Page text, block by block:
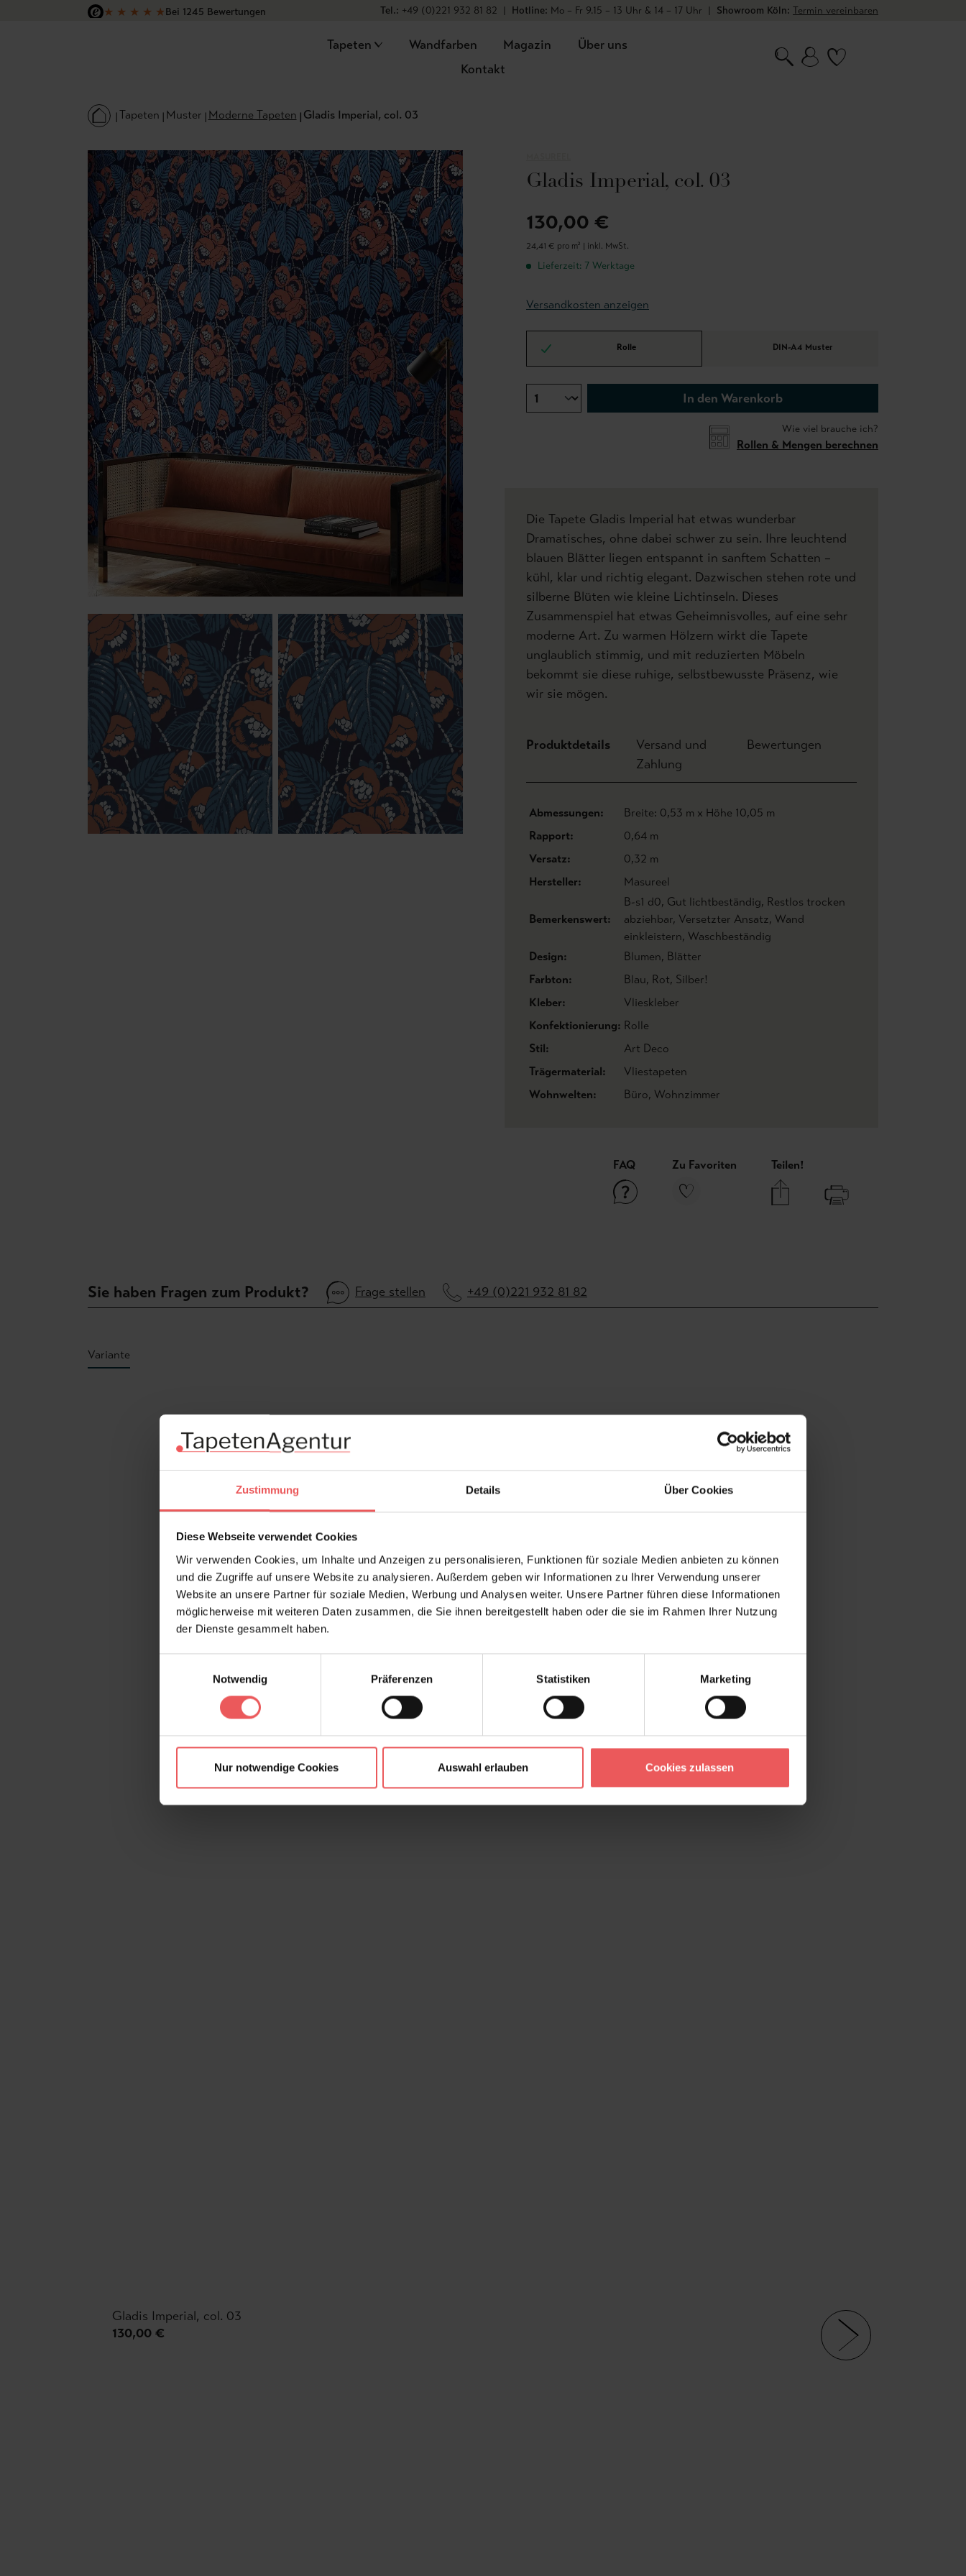
Zustimmung Details Über Cookies
Diese Webseite verwendet Cookies
Wir verwenden Cookies, um Inhalte und Anzeigen zu personalisieren, Funktionen für soziale Medien anbieten zu können
und die Zugriffe auf unsere Website zu analysieren. Außerdem geben wir Informationen zu Ihrer Verwendung unserer
Website an unsere Partner für soziale Medien, Werbung und Analysen weiter. Unsere Partner führen diese Informationen
möglicherweise mit weiteren Daten zusammen, die Sie ihnen bereitgestellt haben oder die sie im Rahmen Ihrer Nutzung
der Dienste gesammelt haben.
Notwendig
Präferenzen Statistiken Marketing
Nur notwendige Cookies Auswahl erlauben Cookies zulassen
Hauptinhalt springen
Zur Suche springen
Zur Hauptnavigation springen
★ ★ ★ ★ ★Bei 1245 Bewertungen
Tel.: +49 (0)221 932 81 82 | Hotline: Mo – Fr 9.15 – 13 Uhr & 14 – 17 Uhr | Showroom Köln: Termin vereinbaren
Tapeten Wandfarben Magazin
Über uns
Kontakt
Tapeten Muster Moderne Tapeten Gladis Imperial, col. 03
Gladis Imperial, col. 03
130,00 €
24,41 € pro m² | inkl. MwSt.
Lieferzeit: 7 Werktage
Versandkosten anzeigen
Rolle DIN-A4 Muster
In den Warenkorb
Wie viel brauche ich?
Rollen & Mengen berechnen
Die Tapete Gladis Imperial hat etwas wunderbar
Dramatisches, ohne dabei schwer zu sein. Ihre leuchtend
blauen Blätter liegen entspannt in sanftem Schatten –
kühl, klar und richtig elegant. Dazwischen stehen rote und
silberne Blüten wie kleine Lichtinseln. Dieses
Zusammenspiel hat etwas Geheimnisvolles, auf eine sehr
moderne Art. Zu warmen Hölzern wirkt die Tapete
unglaublich stimmig, und mit reduzierten Möbeln
bekommt sie diese ruhige, selbstbewusste Präsenz, wie
wir sie mögen.
Produktdetails
Versand und
Zahlung
Bewertungen
Abmessungen:
Breite: 0,53 m x Höhe 10,05 m
Rapport:
0,64 m
Versatz:
0,32 m
Hersteller:
Masureel
Bemerkenswert:
B-s1 d0, Gut lichtbeständig, Restlos trocken
abziehbar, Versetzter Ansatz, Wand
einkleistern, Waschbeständig
Design:
Blumen, Blätter
Farbton:
Blau, Rot, Silber!
Kleber:
Vlieskleber
Konfektionierung: Rolle
Stil:
Art Deco
Trägermaterial:
Vliestapeten
Wohnwelten:
Büro, Wohnzimmer
FAQ Zu Favoriten Teilen!
Sie haben Fragen zum Produkt? Frage stellen +49 (0)221 932 81 82
Variante
Gladis Imperial, col. 03
130,00 €